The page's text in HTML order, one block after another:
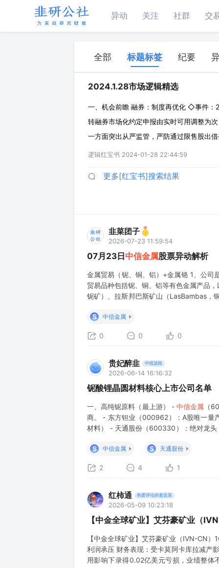
异动 关注 社群 交
全部 标题标签 纪要
2024.1.28市场逻辑精选
一、机会前瞻 融券：制度再优化 ◇事件：
转融券市场化约定申报由实时可用调整为
一方面突出从严监管，严防通过限售股出
率，制约机构在信息、工具运用方面的优
逻辑红宝书 2024-01-28 22:44:59
更多[红宝书]搜索结果
韭菜团子
2026-07-23 11:59:54
07月23日 中信金属股票异动解析
金属贸易（铌、铜、铝）+金属铬 1、公司
贸易品种包括铌、铜、铝等有色金属产品
铌矿）、拉斯邦巴斯矿山（LasBambas，
年产能达12000吨，采用铬铁矿无
S 中信金属
0 0 0
贵妃醉韭 中线波段
2026-06-14 16:16:32
铌酸锂晶圆材料核心上市公司名单
一、高纯铌原料（最上游） - 中信金属 （
商。 - 东方钽业（000962）：A股唯一量
材料） - 天通股份（600330）：绝对龙头
S
中信金属 S 天通股份
2 4 1
红柿通 热爱评论的老韭菜
2026-05-09 10:23:18
【中金全球矿业】艾芬豪矿业（
【中金全球矿业】艾芬豪矿业（IVN-CN
利润承压 财务表现：受卡莫阿卡库拉减产
用影响下录得0.02亿美元亏损，业绩整体